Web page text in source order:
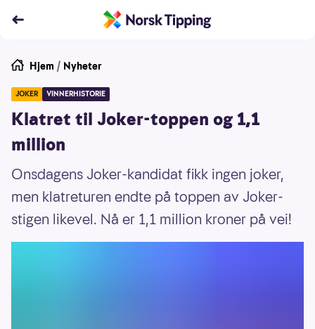
Hjem / Nyheter
JOKER VINNERHISTORIE
Klatret til Joker-toppen og 1,1
million
Onsdagens Joker-kandidat fikk ingen joker,
men klatreturen endte på toppen av Joker-
stigen likevel. Nå er 1,1 million kroner på vei!